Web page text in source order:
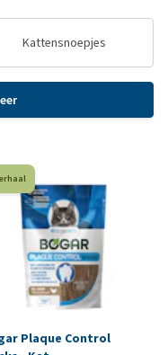
Kattensnoepjes
Plaque Control